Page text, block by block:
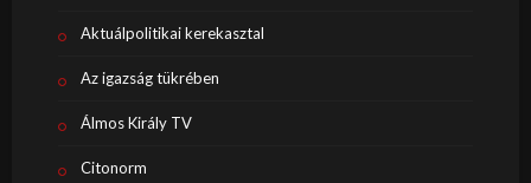
Aktuálpolitikai kerekasztal
Az igazság tükrében
Álmos Király TV
Citonorm